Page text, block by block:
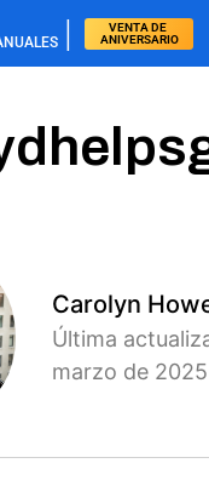
|
VENTA DE
ANIVERSARIO
Carolyn
Última
marzo de 2025